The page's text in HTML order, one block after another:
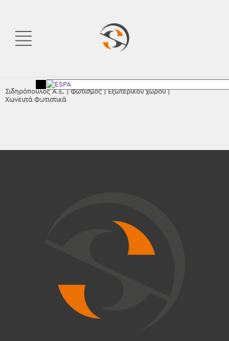
<
Σιδηρόπουλος Α.Ε.|Φωτισμός|Εξωτερικού χώρου|
Χωνευτά Φωτιστικά